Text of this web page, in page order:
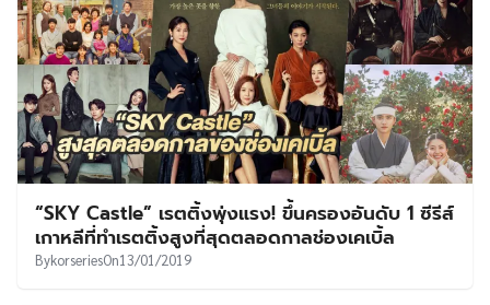
“SKY Castle” เรตติ้งพุ่งแรง! ขึ้นครองอันดับ 1 ซีรีส์
เกาหลีที่ทำเรตติ้งสูงที่สุดตลอดกาลช่องเคเบิ้ล
BykorseriesOn13/01/2019